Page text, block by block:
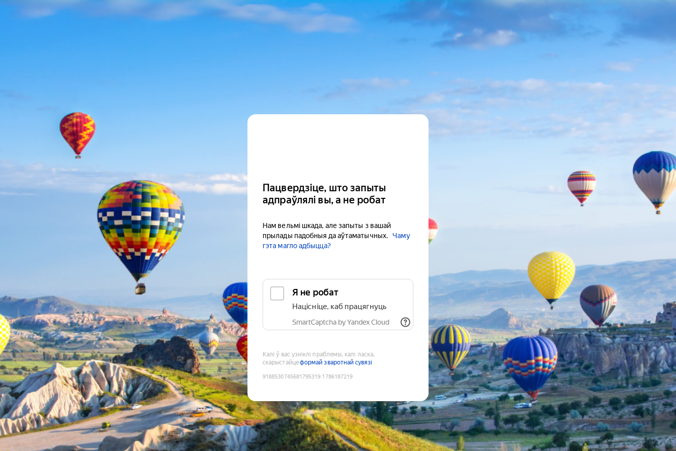
Пацвердзіце, што запыты
адпраўлялі вы, а не робат
Нам вельмі шкада, але запыты з вашай
прылады падобныя да аўтаматычных.
Чаму
гэта магло адбыцца?
Я не робат
Націсніце, каб працягнуць
SmartCaptcha by Yandex Cloud
Калі ў вас узніклі праблемы, калі ласка,
скарыстайцеформай зваротнай сувязі
9188530745681795319:1786187219